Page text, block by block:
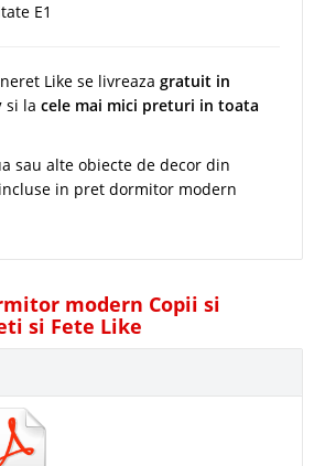
E1
Like se livreaza gratuit in
si la cele mai mici preturi in toata
sau alte obiecte de decor din
in pret dormitor modern
modern Copii si
si Fete Like